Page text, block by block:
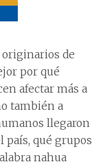
de
por qué
afectar más a
también a
llegaron
país, qué grupos
nahua